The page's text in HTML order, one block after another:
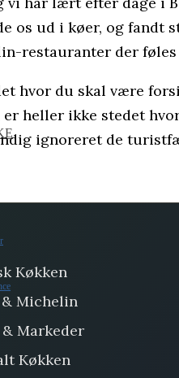
os ud i køer, og
restauranter der
hvor du skal være
heller ikke stedet
ignoreret de
Køkken
Michelin
Markeder
Køkken